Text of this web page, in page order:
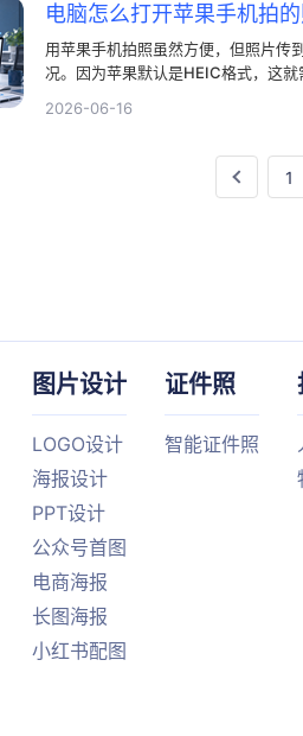
用苹果手机拍照虽然方便，但照片传
况。因为苹果默认是HEIC格式，这
HEIC图片格式转换，掌握这个小方法
2026-06-16
1
图片设计
LOGO设计
海报设计
PPT设计
公众号首图
电商海报
长图海报
小红书配图
证件照
智能证件照